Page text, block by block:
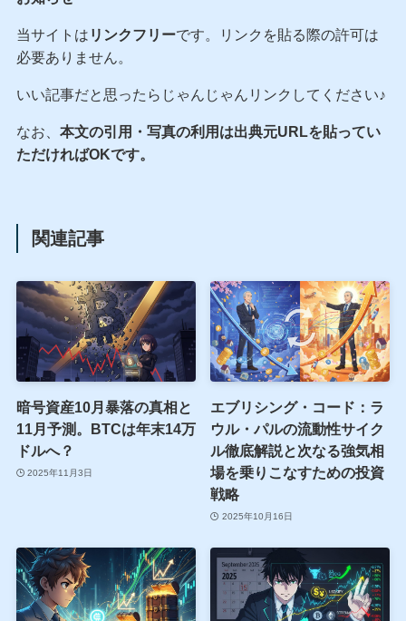
当サイトは リンクフリーです。リンクを貼る際の許可は
必要ありません。
いい記事だと思ったらじゃんじゃんリンクしてください♪
なお、 本文の引用・写真の利用は出典元URLを貼ってい
ただければOKです。
関連記事
暗号資産10月暴落の真相と
11月予測。BTCは年末14万
ドルへ？
2025年11月3日
エブリシング・コード：ラ
ウル・パルの流動性サイク
ル徹底解説と次なる強気相
場を乗りこなすための投資
戦略
2025年10月16日